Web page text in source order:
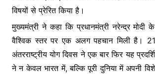
o
k
p
er
विषयों से प्रेरित किया है।
मुख्यमंत्री ने कहा कि प्रधानमंत्री नरेन्द्र मोदी
वैश्विक स्तर पर एक अलग पहचान मिली है।
अंतरराष्ट्रीय योग दिवस ने एक बार फिर यह
ने न केवल भारत में, बल्कि पूरी दुनिया में अपनी